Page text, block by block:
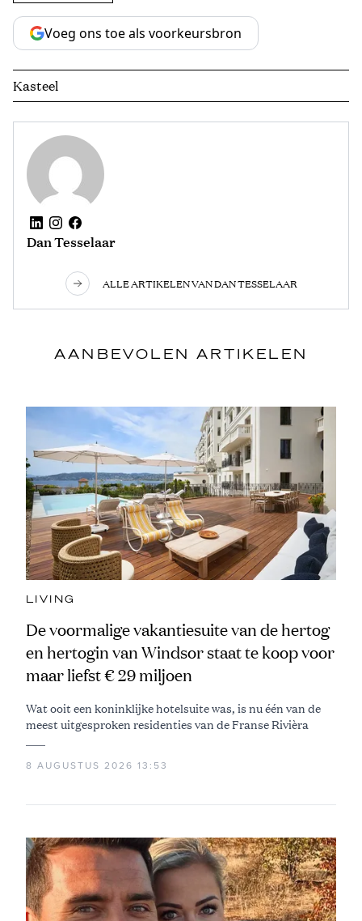
Voeg ons toe als voorkeursbron
Kasteel
Dan Tesselaar
ALLE ARTIKELEN VAN DAN TESSELAAR
AANBEVOLEN ARTIKELEN
LIVING
De voormalige vakantiesuite van de hertog
en hertogin van Windsor staat te koop voor
maar liefst € 29 miljoen
Wat ooit een koninklijke hotelsuite was, is nu één van de
meest uitgesproken residenties van de Franse Rivièra
8 AUGUSTUS 2026 13:53